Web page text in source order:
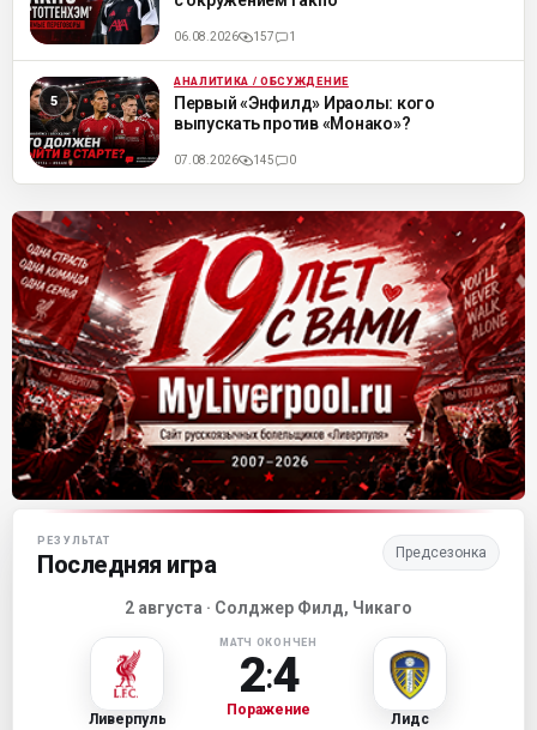
06.08.2026 157 1
ML АНАЛИТИКА / ОБСУЖДЕНИЕ
Первый «Энфилд» Ираолы: кого
выпускать против «Монако»?
07.08.2026 145 0
Матч-центр «Ливерпуля»
РЕЗУЛЬТАТ
Последняя игра Предсезонка
2 августа · Солджер Филд, Чикаго
Ливерпуль
МАТЧ ОКОНЧЕН
2:4
Поражение
Лидс